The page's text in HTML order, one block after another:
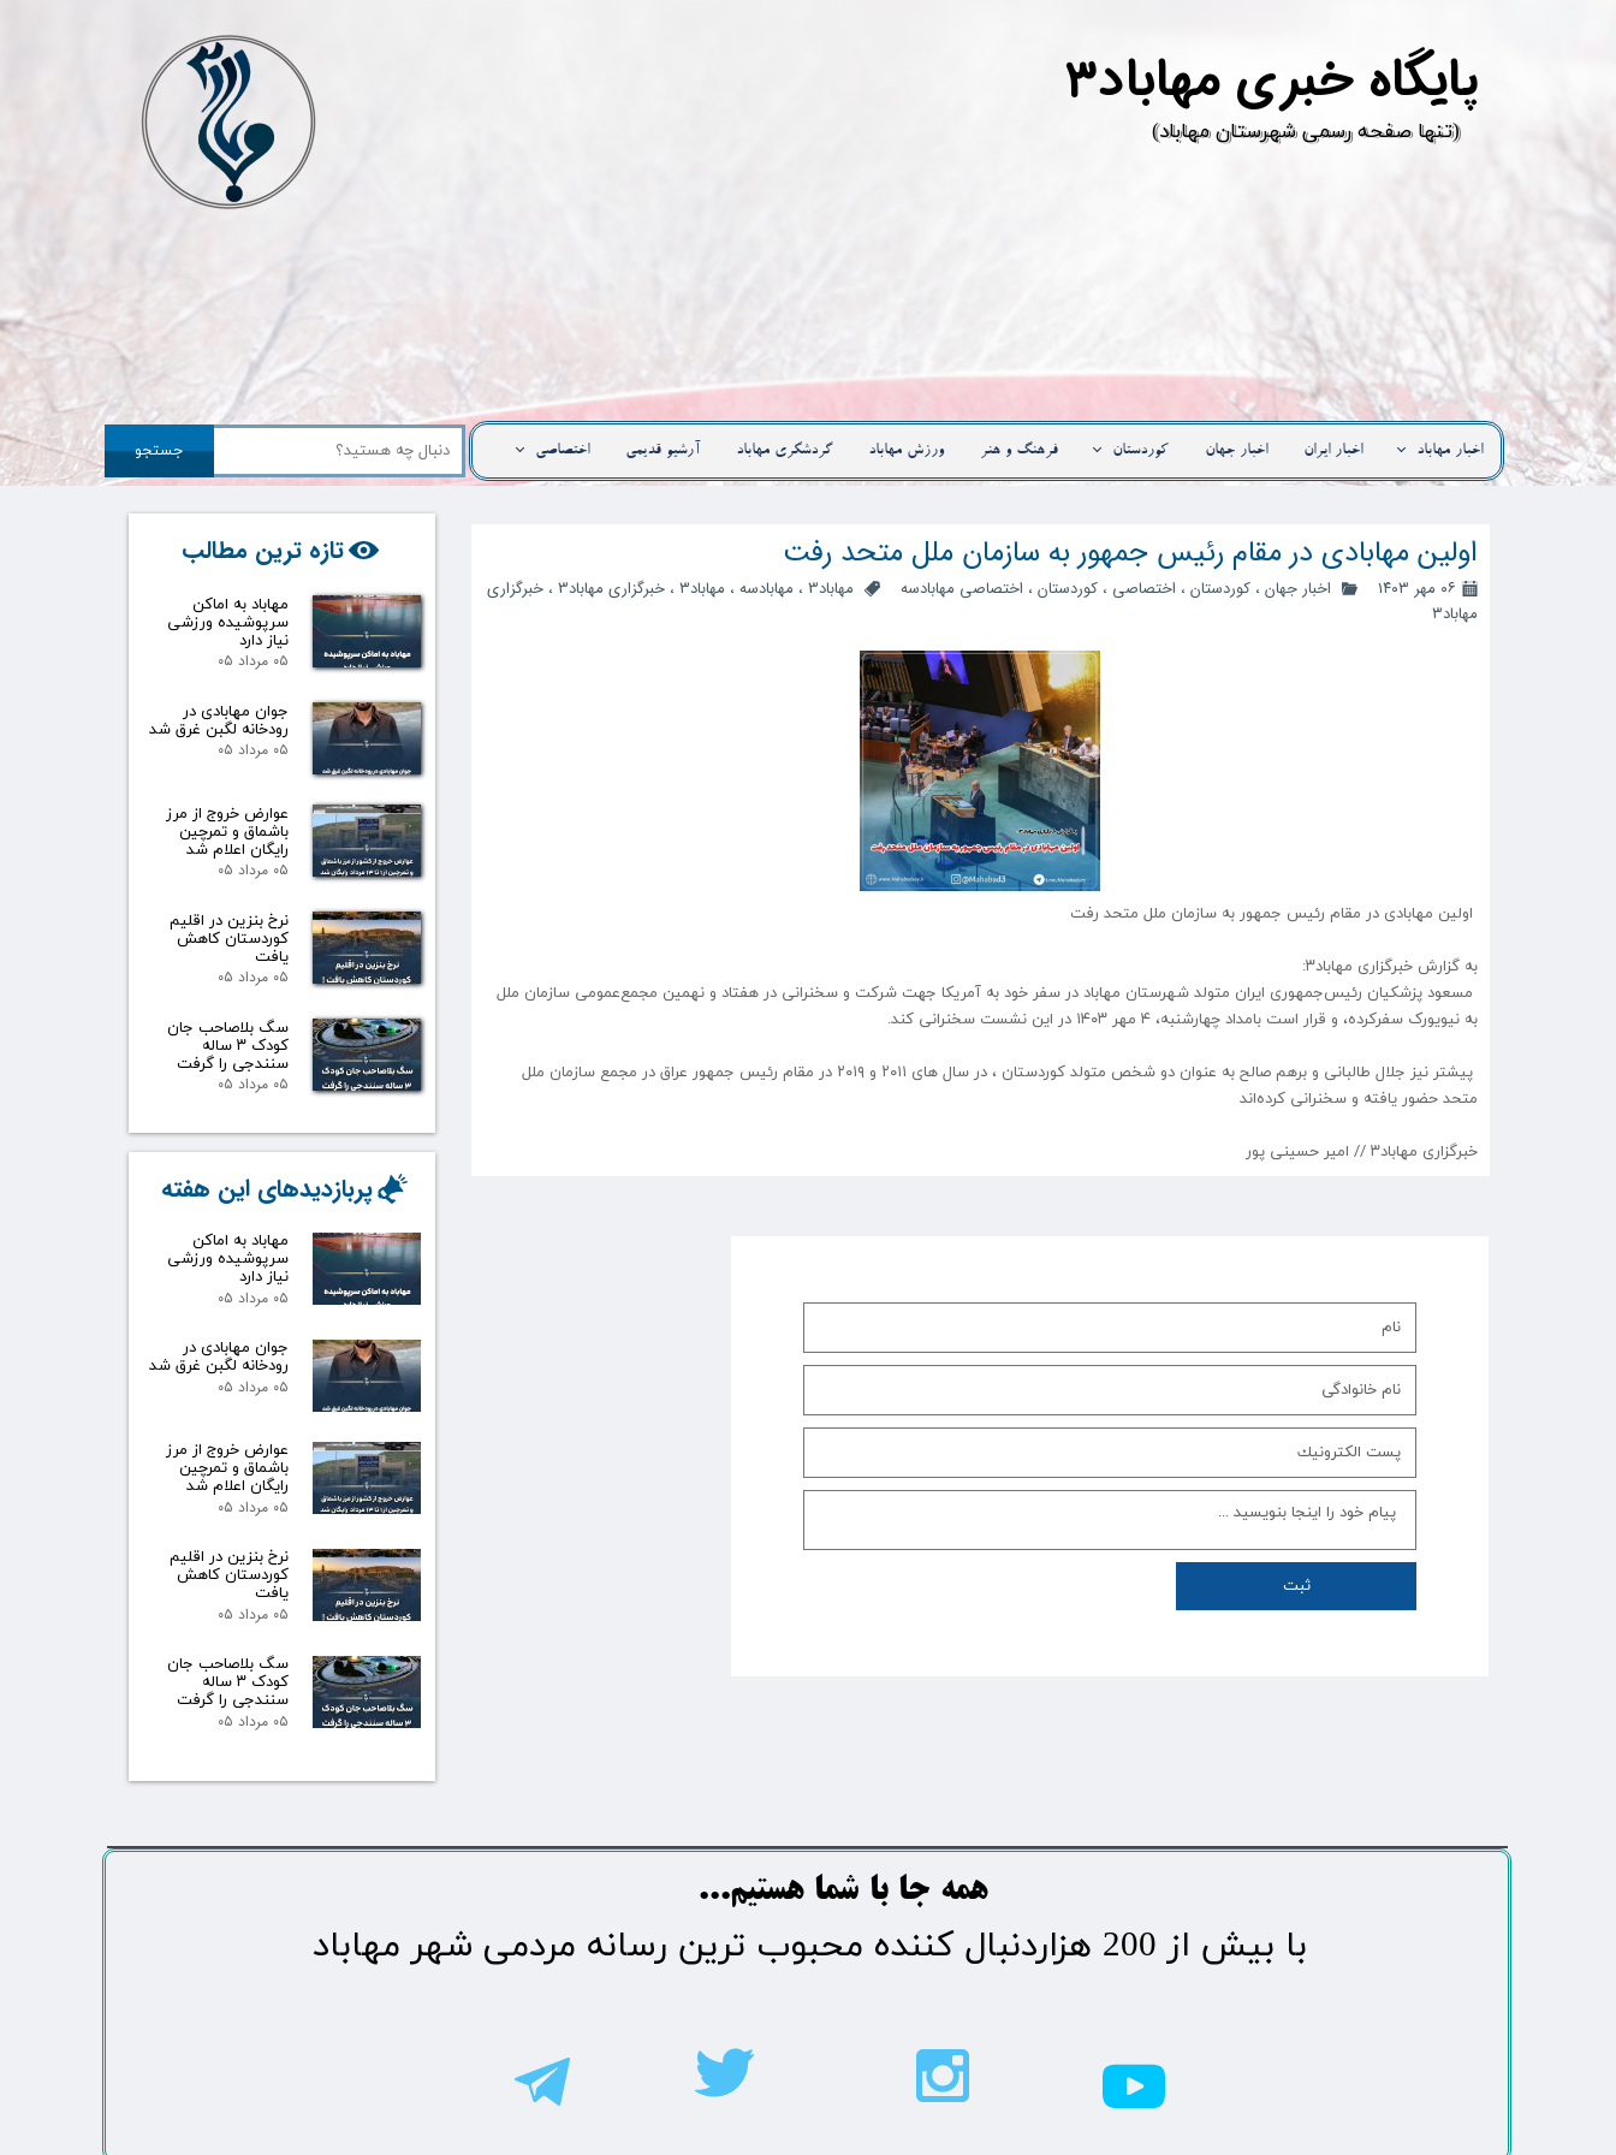
پ
​(تنها صفحه رسمی شهرستان مهاباد)
اخبار مهاباد اخبار ایران اخبار جهان کوردستان فرهنگ و هنر ورزش مهاباد گردشگری مهاباد آرشیو قدیمی اختصاصی جستجو
اولین مهابادی در مقام رئیس جمهور به سازمان ملل متحد رفت
۰۶ مهر ۱۴۰۳ اخبار جهان ،کوردستان ، اختصاصی ،کوردستان ، اختصاصی مهابادسه مهاباد3 ، مهابادسه ، مهاباد۳ ،خبرگزاری مهاباد3 ،خبرگزاری
مهاباد۳
اولین مهابادی در مقام رئیس جمهور به سازمان ملل متحد رفت
به گزارش خبرگزاری مهاباد۳:
مسعود پزشکیان رئیس‌جمهوری ایران متولد شهرستان مهاباد در سفر خود به آمریکا جهت شرکت و سخنرانی در هفتاد و نهمین مجمع‌عمومی سازمان ملل
به نیویورک سفرکرده، و قرار است‌ بامداد چهارشنبه، ۴ مهر ۱۴۰۳ در این نشست سخنرانی کند.
پیشتر نیز جلال طالبانی و برهم صالح به عنوان دو شخص متولد کوردستان ، در سال های ۲۰۱۱ و ۲۰۱۹ در مقام رئیس جمهور عراق در مجمع سازمان ملل
متحد حضور یافته و سخنرانی کرده‌‌اند
خبرگزاری مهاباد۳ // امیر حسینی پور
تازه ترین مطالب
مهاباد به اماکن
سرپوشیده ورزشی
نیاز دارد
۰۵ مرداد ۰۵
جوان مهابادی در
رودخانه لگبن غرق شد
۰۵ مرداد ۰۵
عوارض خروج از مرز
باشماق و تمرچین
رایگان اعلام شد
۰۵ مرداد ۰۵
نرخ بنزین در اقلیم
کوردستان کاهش
یافت
۰۵ مرداد ۰۵
سگ بلاصاحب جان
کودک ۳ ساله
سنندجی را گرفت
۰۵ مرداد ۰۵
مهاباد به اماکن
سرپوشیده ورزشی
نیاز دارد
۰۵ مرداد ۰۵
جوان مهابادی در
رودخانه لگبن غرق شد
۰۵ مرداد ۰۵
عوارض خروج از مرز
باشماق و تمرچین
رایگان اعلام شد
۰۵ مرداد ۰۵
نرخ بنزین در اقلیم
کوردستان کاهش
یافت
۰۵ مرداد ۰۵
سگ بلاصاحب جان
کودک ۳ ساله
سنندجی را گرفت
۰۵ مرداد ۰۵
پربازدیدهای این هفته
ثبت
​​​همه جا با شما هستیم...​​​​​​​​​​​​​​
​با بیش از 200 هزاردنبال کننده محبوب ترین رسانه مردمی شهر مهاباد​​​​​​​​​​​​​​